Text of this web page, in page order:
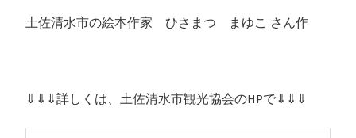
土佐清水市の絵本作家 ひさまつ まゆこ さん作
⇓⇓⇓詳しくは、土佐清水市観光協会のHPで⇓⇓⇓